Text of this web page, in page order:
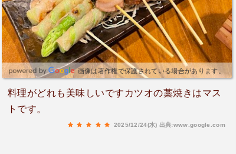
画像は著作権で保護されている場合があります。
料理がどれも美味しいですカツオの藁焼きはマス
トです。
2025/12/24(水) 出典:www.google.com